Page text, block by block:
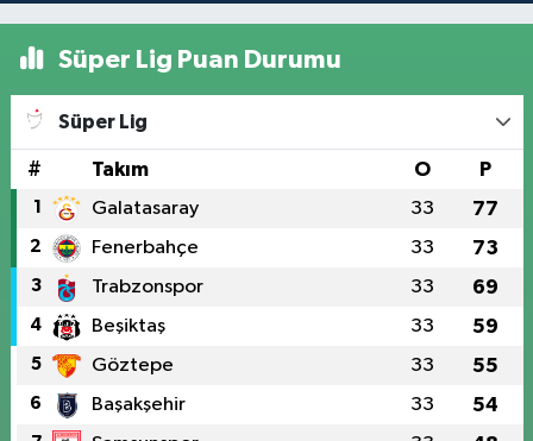
Süper Lig Puan Durumu
Süper Lig
# Takım O P
1 Galatasaray 33 77
2 Fenerbahçe 33 73
3 Trabzonspor 33 69
4 Beşiktaş 33 59
5 Göztepe 33 55
6 Başakşehir 33 54